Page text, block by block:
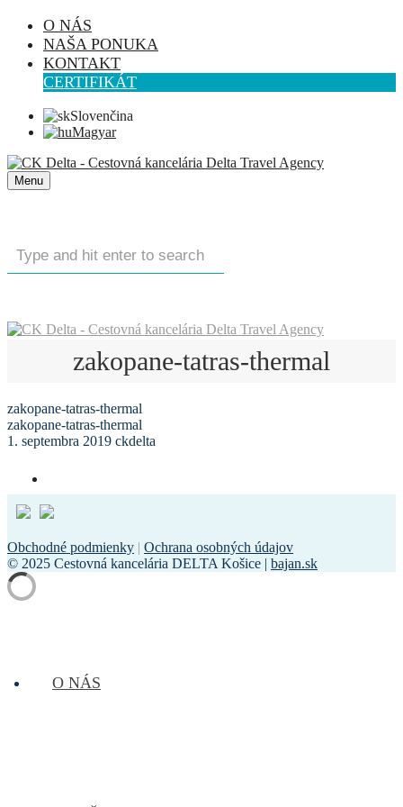
O NÁS
NAŠA PONUKA
KONTAKT
CERTIFIKÁT
Slovenčina
Magyar
Menu
O NÁS
zakopane-tatras-thermal
zakopane-tatras-thermal
zakopane-tatras-thermal
1. septembra 2019 ckdelta
Obchodné podmienky | Ochrana osobných údajov
© 2025 Cestovná kancelária DELTA Košice | bajan.sk